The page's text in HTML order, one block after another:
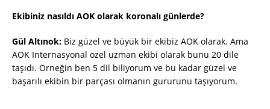
Ekibiniz nasıldı AOK olarak koronalı günlerde?
Gül Altınok: Biz güzel ve büyük bir ekibiz AOK olarak. Ama
AOK Internasyonal özel uzman ekibi olarak bunu 20 dile
taşıdı. Örneğin ben 5 dil biliyorum ve bu kadar güzel ve
başarılı ekibin bir parçası olmanın gururunu taşıyorum.